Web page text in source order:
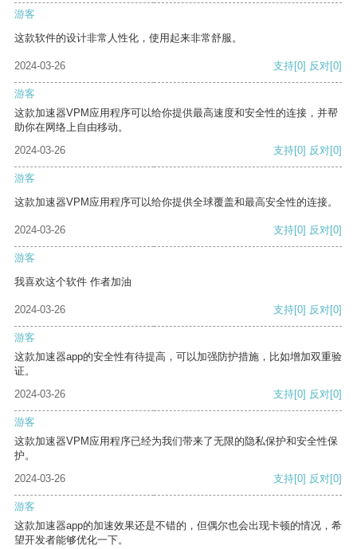
游客
这款软件的设计非常人性化，使用起来非常舒服。
2024-03-26 支持[0] 反对[0]
游客
这款加速器VPM应用程序可以给你提供最高速度和安全性的连接，并帮
助你在网络上自由移动。
2024-03-26
支持[0] 反对[0]
游客
这款加速器VPM应用程序可以给你提供全球覆盖和最高安全性的连接。
2024-03-26 支持[0] 反对[0]
游客
我喜欢这个软件 作者加油
2024-03-26 支持[0] 反对[0]
游客
这款加速器app的安全性有待提高，可以加强防护措施，比如增加双重验
证。
2024-03-26
支持[0] 反对[0]
游客
这款加速器VPM应用程序已经为我们带来了无限的隐私保护和安全性保
护。
2024-03-26
支持[0] 反对[0]
游客
这款加速器app的加速效果还是不错的，但偶尔也会出现卡顿的情况，希
望开发者能够优化一下。